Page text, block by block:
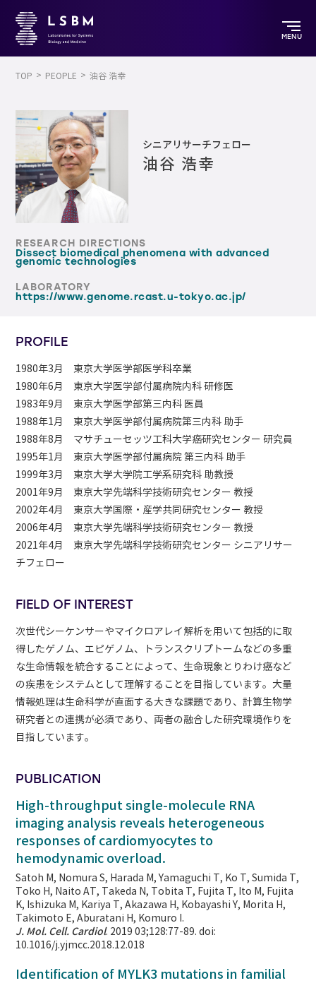
MENU
TOP PEOPLE 油谷 浩幸
シニアリサーチフェロー
油谷 浩幸
RESEARCH DIRECTIONS
Dissect biomedical phenomena with advanced
genomic technologies
LABORATORY
https://www.genome.rcast.u-tokyo.ac.jp/
PROFILE
1980年3月 東京大学医学部医学科卒業
1980年6月 東京大学医学部付属病院内科 研修医
1983年9月 東京大学医学部第三内科 医員
1988年1月 東京大学医学部付属病院第三内科 助手
1988年8月 マサチューセッツ工科大学癌研究センター 研究員
1995年1月 東京大学医学部付属病院 第三内科 助手
1999年3月 東京大学大学院工学系研究科 助教授
2001年9月 東京大学先端科学技術研究センター 教授
2002年4月 東京大学国際・産学共同研究センター 教授
2006年4月 東京大学先端科学技術研究センター 教授
2021年4月 東京大学先端科学技術研究センター シニアリサー
チフェロー
FIELD OF INTEREST
次世代シーケンサーやマイクロアレイ解析を用いて包括的に取
得したゲノム、エピゲノム、トランスクリプトームなどの多重
な生命情報を統合することによって、生命現象とりわけ癌など
の疾患をシステムとして理解することを目指しています。大量
情報処理は生命科学が直面する大きな課題であり、計算生物学
研究者との連携が必須であり、両者の融合した研究環境作りを
目指しています。
PUBLICATION
High-throughput single-molecule RNA
imaging analysis reveals heterogeneous
responses of cardiomyocytes to
hemodynamic overload.
Satoh M, Nomura S, Harada M, Yamaguchi T, Ko T, Sumida T,
Toko H, Naito AT, Takeda N, Tobita T, Fujita T, Ito M, Fujita
K, Ishizuka M, Kariya T, Akazawa H, Kobayashi Y, Morita H,
Takimoto E, Aburatani H, Komuro I.
J. Mol. Cell. Cardiol. 2019 03;128:77-89. doi:
10.1016/j.yjmcc.2018.12.018
Identification of MYLK3 mutations in familial